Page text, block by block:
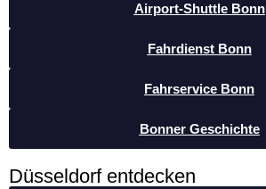
Airport-Shuttle Bonn
Fahrdienst Bonn
Fahrservice Bonn
Bonner Geschichte
Düsseldorf entdecken